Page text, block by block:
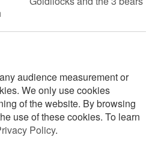
audience measurement or
We only use cookies
of the website. By browsing
use of these cookies. To learn
Policy.